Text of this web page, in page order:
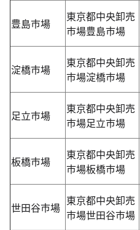
豊島市場
東京都中央卸売
市場豊島市場
淀橋市場
東京都中央卸売
市場淀橋市場
足立市場
東京都中央卸売
市場足立市場
板橋市場
東京都中央卸売
市場板橋市場
世田谷市場 東京都中央卸売
市場世田谷市場